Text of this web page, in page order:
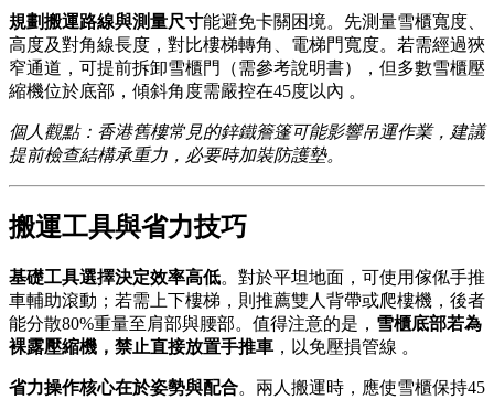
規劃搬運路線與測量尺寸能避免卡關困境。先測量雪櫃寬度、
高度及對角線長度，對比樓梯轉角、電梯門寬度。若需經過狹
窄通道，可提前拆卸雪櫃門（需參考說明書），但多數雪櫃壓
縮機位於底部，傾斜角度需嚴控在45度以內 。
個人觀點：香港舊樓常見的鋅鐵簷篷可能影響吊運作業，建議
提前檢查結構承重力，必要時加裝防護墊。
搬運工具與省力技巧
基礎工具選擇決定效率高低。對於平坦地面，可使用傢俬手推
車輔助滾動；若需上下樓梯，則推薦雙人背帶或爬樓機，後者
能分散80%重量至肩部與腰部。值得注意的是， 雪櫃底部若為
裸露壓縮機，禁止直接放置手推車 ，以免壓損管線 。
省力操作核心在於姿勢與配合。兩人搬運時，應使雪櫃保持45